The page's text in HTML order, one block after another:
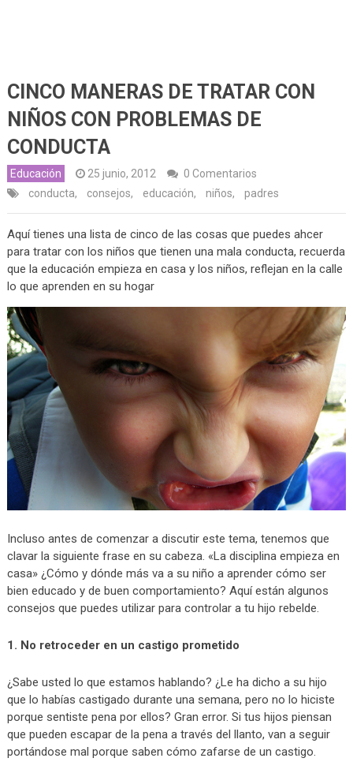
CINCO MANERAS DE TRATAR CON
NIÑOS CON PROBLEMAS DE
CONDUCTA
Educación 25 junio, 2012
0 Comentarios
conducta, consejos, educación, niños, padres
Aquí tienes una lista de cinco de las cosas que puedes ahcer
para tratar con los niños que tienen una mala conducta, recuerda
que la educación empieza en casa y los niños, reflejan en la calle
lo que aprenden en su hogar
Incluso antes de comenzar a discutir este tema, tenemos que
clavar la siguiente frase en su cabeza. «La disciplina empieza en
casa» ¿Cómo y dónde más va a su niño a aprender cómo ser
bien educado y de buen comportamiento? Aquí están algunos
consejos que puedes utilizar para controlar a tu hijo rebelde.
1. No retroceder en un castigo prometido
¿Sabe usted lo que estamos hablando? ¿Le ha dicho a su hijo
que lo habías castigado durante una semana, pero no lo hiciste
porque sentiste pena por ellos? Gran error. Si tus hijos piensan
que pueden escapar de la pena a través del llanto, van a seguir
portándose mal porque saben cómo zafarse de un castigo.